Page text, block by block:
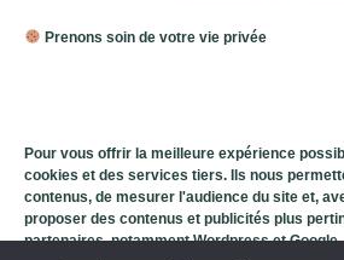
Prenons soin de votre vie privée
Pour vous offrir la meilleure expérience
cookies et des services tiers. Ils nous
contenus, de mesurer l'audience du site et,
proposer des contenus et publicités plus
partenaires, notamment Wordpress et Google.